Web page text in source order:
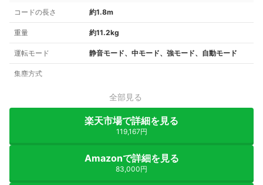
コードの長さ 約1.8m
重量 約11.2kg
運転モード 静音モード、中モード、強モード、自動モード
集塵方式
全部見る
楽天市場で詳細を見る
119,167円
Amazonで詳細を見る
83,000円